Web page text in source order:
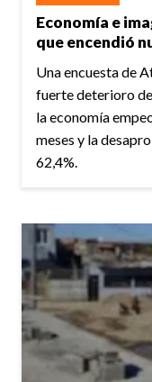
Economía e
que encendió
Una encuesta de
fuerte deterioro
la economía
meses y la
62,4%.